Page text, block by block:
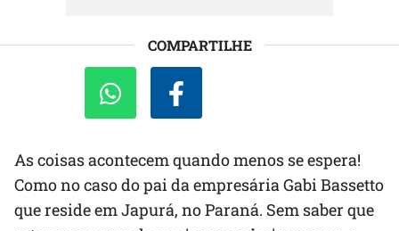
COMPARTILHE
As coisas acontecem quando menos se espera!
Como no caso do pai da empresária Gabi Bassetto
que reside em Japurá, no Paraná. Sem saber que